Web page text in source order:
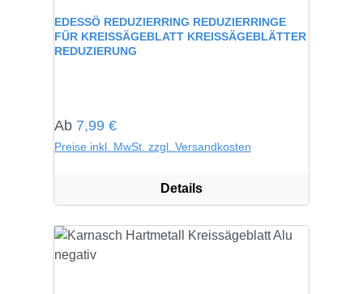
Durchschnittliche Bewertung von 5 von 5 Sternen
EDESSÖ REDUZIERRING REDUZIERRINGE
FÜR KREISSÄGEBLATT KREISSÄGEBLÄTTER
REDUZIERUNG
Regulärer Preis:
Ab 7,99 €
Preise inkl. MwSt. zzgl. Versandkosten
Details